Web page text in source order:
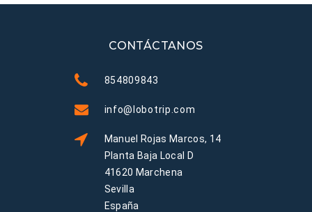
CONTÁCTANOS
854809843
info@lobotrip.com
Manuel Rojas Marcos, 14
Planta Baja Local D
41620 Marchena
Sevilla
España